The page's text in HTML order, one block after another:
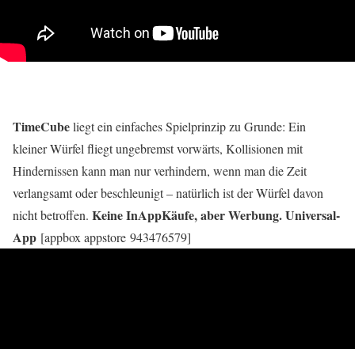
TimeCubeliegt ein einfaches Spielprinzip zu Grunde: Ein
kleiner Würfel fliegt ungebremst vorwärts, Kollisionen mit
Hindernissen kann man nur verhindern, wenn man die Zeit
verlangsamt oder beschleunigt – natürlich ist der Würfel davon
nicht betroffen. Keine InAppKäufe, aber Werbung. Universal-
App [appbox appstore 943476579]